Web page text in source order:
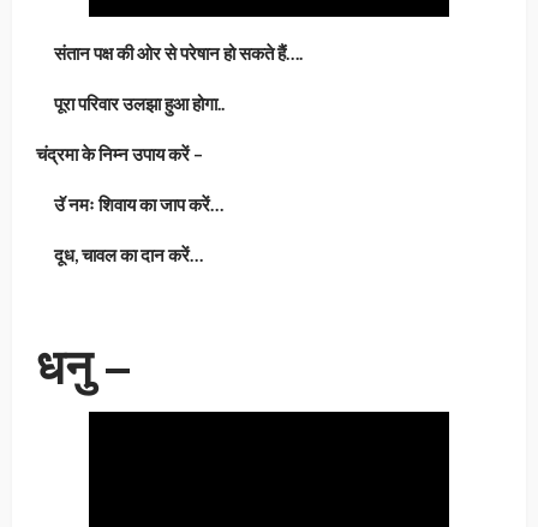
संतान पक्ष की ओर से परेषान हो सकते हैं….
पूरा परिवार उलझा हुआ होगा..
चंद्रमा के निम्न उपाय करें –
उॅ नमः शिवाय का जाप करें…
दूध, चावल का दान करें…
धनु –